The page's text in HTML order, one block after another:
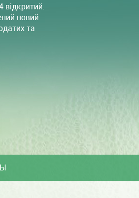
відкритий.
новий
та